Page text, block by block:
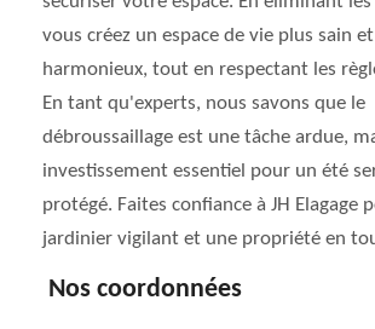
vous créez un espace de vie plus sain
harmonieux, tout en respectant les
En tant qu'experts, nous savons que le
débroussaillage est une tâche ardue,
investissement essentiel pour un été
protégé. Faites confiance à JH Elagage
jardinier vigilant et une propriété en
Nos coordonnées